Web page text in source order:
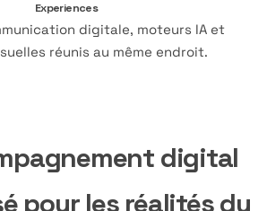
Experiences
digitale, moteurs IA et
réunis au même endroit.
digital
pour les réalités du